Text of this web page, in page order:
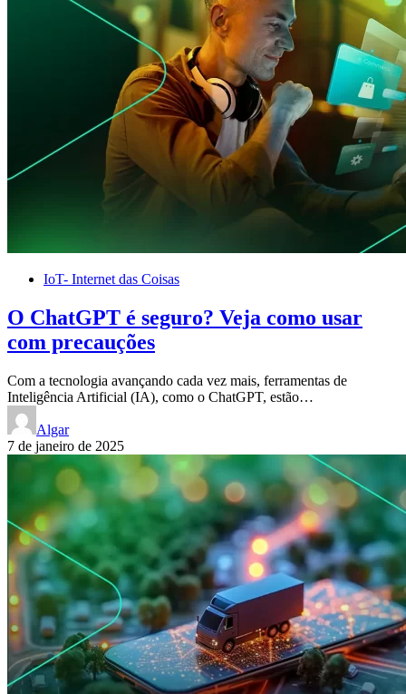
IoT- Internet das Coisas
O ChatGPT é seguro? Veja como usar
com precauções
Com a tecnologia avançando cada vez mais, ferramentas de
Inteligência Artificial (IA), como o ChatGPT, estão…
Algar
7 de janeiro de 2025